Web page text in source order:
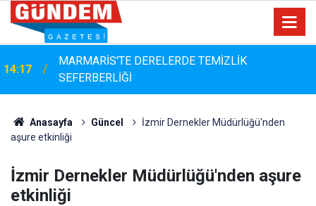
MARMARİS'TE DERELERDE TEMİZLİK
SEFERBERLİĞİ
13:23
Bayram Arıcı: "Biz Bir Aileyiz" Anlayışıyla 12 Yılı
Aşan Muhtarlık Hizmeti
Anasayfa Güncel
İzmir Dernekler Müdürlüğü'nden
aşure etkinliği
İzmir Dernekler Müdürlüğü'nden aşure
etkinliği